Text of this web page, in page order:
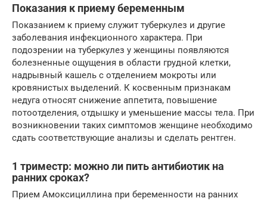
Показания к приему беременным
Показанием к приему служит туберкулез и другие
заболевания инфекционного характера. При
подозрении на туберкулез у женщины появляются
болезненные ощущения в области грудной клетки,
надрывный кашель с отделением мокроты или
кровянистых выделений. К косвенным признакам
недуга относят снижение аппетита, повышение
потоотделения, отдышку и уменьшение массы тела. При
возникновении таких симптомов женщине необходимо
сдать соответствующие анализы и сделать рентген.
1 триместр: можно ли пить антибиотик на
ранних сроках?
Прием Амоксициллина при беременности на ранних